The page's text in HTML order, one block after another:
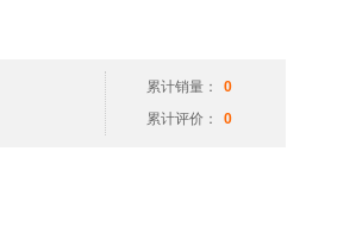
累计销量：
0
累计评价：
0